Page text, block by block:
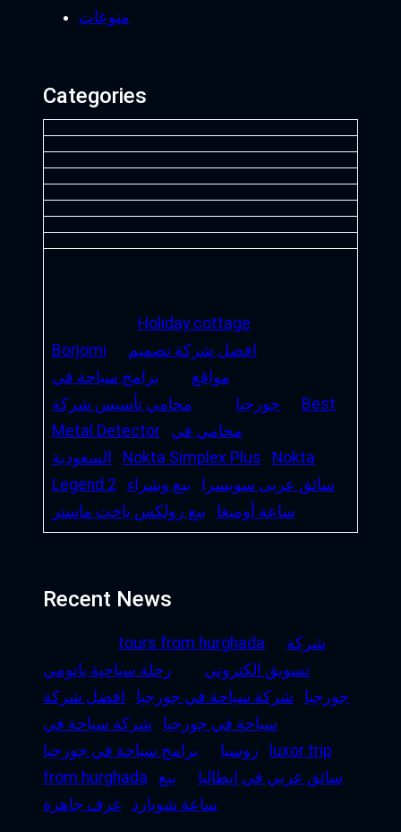
منوعات
Categories
Holiday cottage
Borjomi
افضل شركة تصميم
مواقع
برامج سياحة في
جورجيا
محامي تأسيس شركة
Best
Metal Detector
محامي في
السعودية
Nokta Simplex Plus
Nokta
Legend 2
سائق عربى سويسرا
بيع وشراء
ساعة أوميغا
بيع رولكس ياخت ماستر
Recent News
tours from hurghada
شركة
تسويق الكتروني
رحلة سياحية باتومي
جورجيا
شركة سياحة في جورجيا
افضل شركة
سياحة في جورجيا
شركة سياحة في
روسيا
برامج سياحة في جورجيا
luxor trip
from hurghada
سائق عربي في إيطاليا
بيع
ساعة شوبارد
غرف جاهزة